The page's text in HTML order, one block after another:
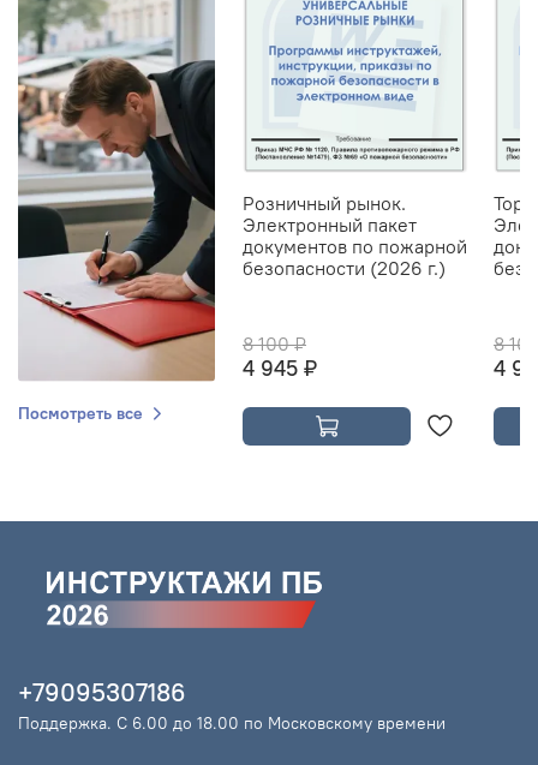
Посмотреть все
Розничный рынок.
Электронный пакет
документов по пожарной
безопасности (2026 г.)
8 100 ₽
4 945 ₽
8
4
+79095307186
Поддержка. С 6.00 до 18.00 по Московскому времени